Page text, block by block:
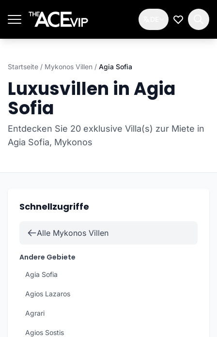
Meine
Startseite / Mykonos Villen / Agia Sofia
Luxusvillen in Agia
Sofia
Entdecken Sie 20 exklusive Villa(s) zur Miete in
Agia Sofia, Mykonos
Schnellzugriffe
Alle Mykonos Villen
Andere Gebiete
Agia Sofia
Agios Lazaros
Agrari
Agios Sostis